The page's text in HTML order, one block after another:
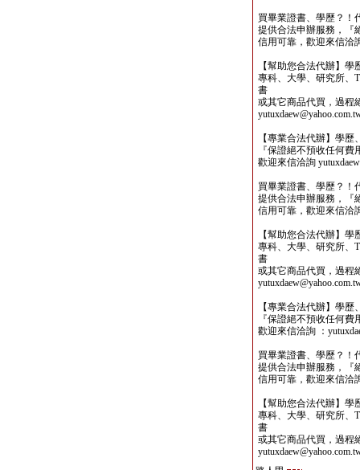
買畢業證書、學歷？！
提供合法申辦服務，『
信用可靠，歡迎來信洽
【幫助您合法代辦】
專科、大學、研究所、
書
或其它商品代買，過程
【專業合法代辦】學
『保證絕不預收任何
歡迎來信洽詢
買畢業證書、學歷？！
提供合法申辦服務，『
信用可靠，歡迎來信洽
【幫助您合法代辦】
專科、大學、研究所、
書
或其它商品代買，過程
【專業合法代辦】學
『保證絕不預收任何
歡迎來信洽詢 ：
買畢業證書、學歷？！
提供合法申辦服務，『
信用可靠，歡迎來信洽
【幫助您合法代辦】
專科、大學、研究所、
書
或其它商品代買，過程